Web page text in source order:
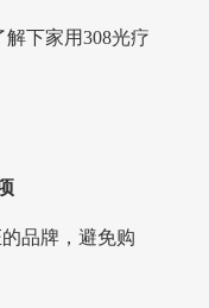
下家用308光疗
品牌，避免购